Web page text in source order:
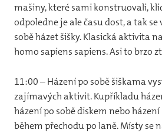
mašiny, které sami konstruovali,
odpoledne je ale času dost, a tak
sobě házet šišky. Klasická aktivita
homo sapiens sapiens. Asi to brzo
11:00 – Házení po sobě šiškama
zajímavých aktivit. Kupříkladu
házení po sobě diskem nebo
během přechodu po laně. Místy se